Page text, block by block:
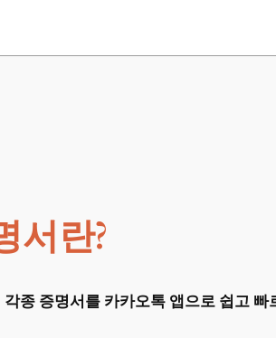
서란?
종 증명서를 카카오톡 앱으로 쉽고 빠